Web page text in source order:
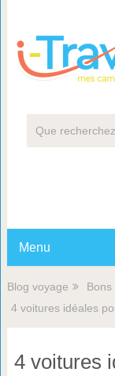
Menu
Blog voyage
4 voitures idéales
4 voitures